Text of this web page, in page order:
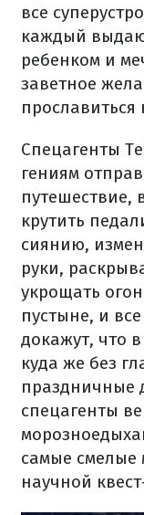
все
каждый
ребенком и
заветное
прославиться
Спецагенты
гениям
путешествие,
крутить
сиянию,
руки,
укрощать
пустыне, и
докажут, что
куда же без
праздничные
спецагенты
самые смелые
научной